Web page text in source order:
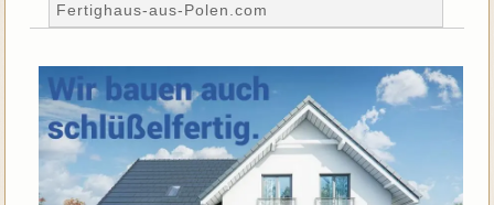
Fertighaus-aus-Polen.com